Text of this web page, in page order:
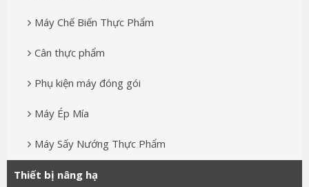
Máy Chế Biến Thực Phẩm
Cân thực phẩm
Phụ kiện máy đóng gói
Máy Ép Mía
Máy Sấy Nướng Thực Phẩm
Thiết bị nâng hạ